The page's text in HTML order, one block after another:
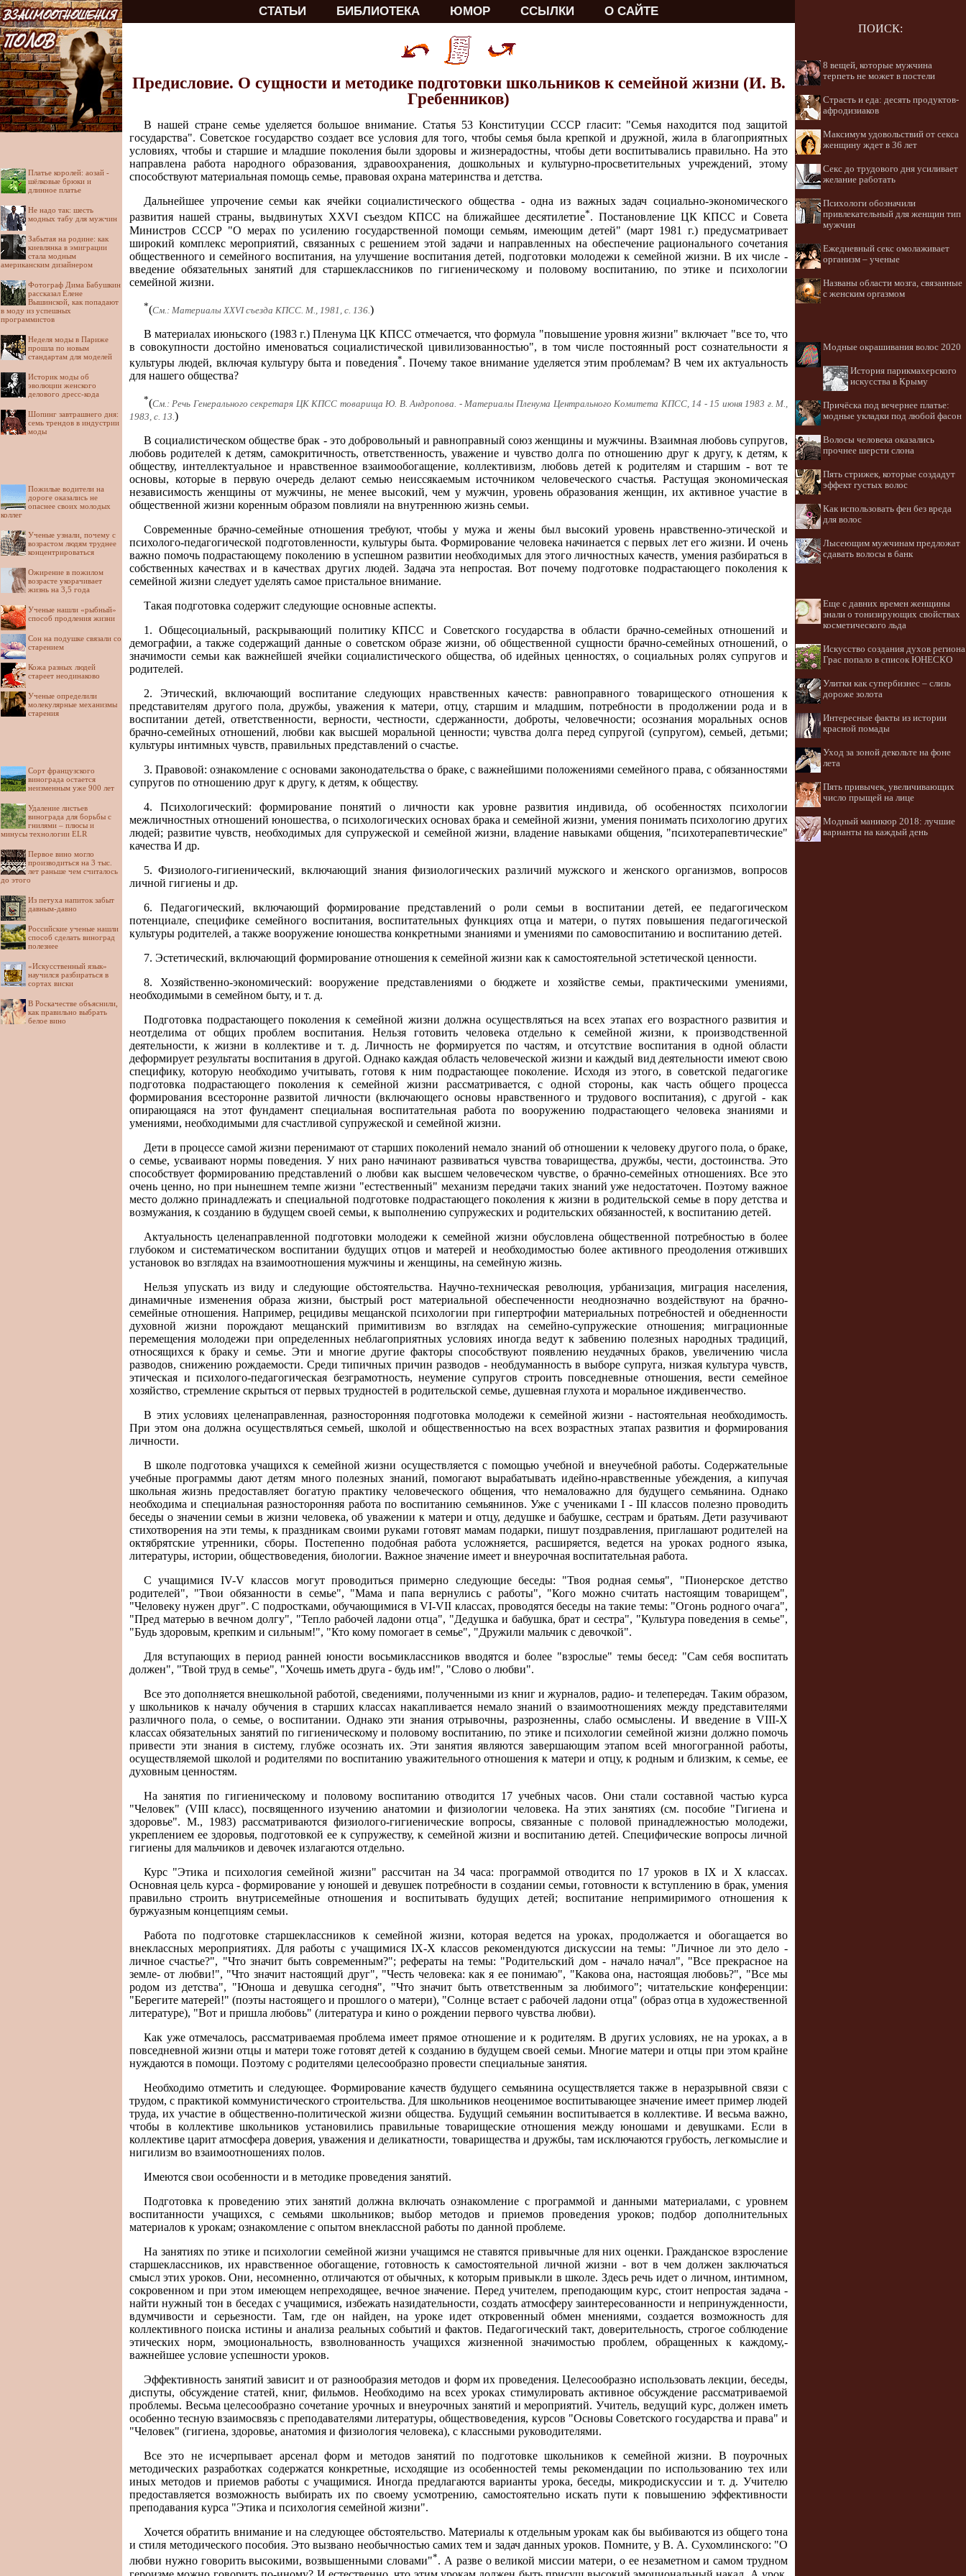
СТАТЬИ БИБЛИОТЕКА ЮМОР ССЫЛКИ О САЙТЕ
Платье королей: аозай -
шёлковые брюки и
длинное платье
Не надо так: шесть
модных табу для мужчин
Забытая на родине: как
киевлянка в эмиграции
стала модным
американским дизайнером
Фотограф Дима Бабушкин
рассказал Елене
Вышинской, как попадают
в моду из успешных
программистов
Неделя моды в Париже
прошла по новым
стандартам для моделей
Историк моды об
эволюции женского
делового дресс-кода
Шопинг завтрашнего дня:
семь трендов в индустрии
моды
Пожилые водители на
дороге оказались не
опаснее своих молодых
коллег
Ученые узнали, почему с
возрастом людям труднее
концентрироваться
Ожирение в пожилом
возрасте укорачивает
жизнь на 3,5 года
Ученые нашли «рыбный»
способ продления жизни
Сон на подушке связали со
старением
Кожа разных людей
стареет неодинаково
Ученые определили
молекулярные механизмы
старения
Сорт французского
винограда остается
неизменным уже 900 лет
Удаление листьев
винограда для борьбы с
гнилями – плюсы и
минусы технологии ELR
Первое вино могло
производиться на 3 тыс.
лет раньше чем считалось
до этого
Из петуха напиток забыт
давным-давно
Российские ученые нашли
способ сделать виноград
полезнее
«Искусственный язык»
научился разбираться в
сортах виски
В Роскачестве объяснили,
как правильно выбрать
белое вино
Предисловие. О сущности и методике подготовки школьников к семейной жизни (И. В.
Гребенников)
В нашей стране семье уделяется большое внимание. Статья 53 Конституции СССР гласит: "Семья находится под защитой
государства". Советское государство создает все условия для того, чтобы семья была крепкой и дружной, жила в благоприятных
условиях, чтобы и старшие и младшие поколения были здоровы и жизнерадостны, чтобы дети воспитывались правильно. На это
направлена работа народного образования, здравоохранения, дошкольных и культурно-просветительных учреждений, этому
способствуют материальная помощь семье, правовая охрана материнства и детства.
Дальнейшее упрочение семьи как ячейки социалистического общества - одна из важных задач социально-экономического
развития нашей страны, выдвинутых XXVI съездом КПСС на ближайшее десятилетие*. Постановление ЦК КПСС и Совета
Министров СССР "О мерах по усилению государственной помощи семьям, имеющим детей" (март 1981 г.) предусматривает
широкий комплекс мероприятий, связанных с решением этой задачи и направленных на обеспечение рационального сочетания
общественного и семейного воспитания, на улучшение воспитания детей, подготовки молодежи к семейной жизни. В их числе -
введение обязательных занятий для старшеклассников по гигиеническому и половому воспитанию, по этике и психологии
семейной жизни.
*(См.: Материалы XXVI съезда КПСС. М., 1981, с. 136.)
В материалах июньского (1983 г.) Пленума ЦК КПСС отмечается, что формула "повышение уровня жизни" включает "все то, что
в совокупности достойно именоваться социалистической цивилизованностью", в том числе постоянный рост сознательности я
культуры людей, включая культуру быта и поведения*. Почему такое внимание уделяется этим проблемам? В чем их актуальность
для нашего общества?
*(См.: Речь Генерального секретаря ЦК КПСС товарища Ю. В. Андропова. - Материалы Пленума Центрального Комитета КПСС, 14 - 15 июня 1983 г. М.,
1983, с. 13.)
В социалистическом обществе брак - это добровольный и равноправный союз женщины и мужчины. Взаимная любовь супругов,
любовь родителей к детям, самокритичность, ответственность, уважение и чувство долга по отношению друг к другу, к детям, к
обществу, интеллектуальное и нравственное взаимообогащение, коллективизм, любовь детей к родителям и старшим - вот те
основы, которые в первую очередь делают семью неиссякаемым источником человеческого счастья. Растущая экономическая
независимость женщины от мужчины, не менее высокий, чем у мужчин, уровень образования женщин, их активное участие в
общественной жизни коренным образом повлияли на внутреннюю жизнь семьи.
Современные брачно-семейные отношения требуют, чтобы у мужа и жены был высокий уровень нравственно-этической и
психолого-педагогической подготовленности, культуры быта. Формирование человека начинается с первых лет его жизни. И очень
важно помочь подрастающему поколению в успешном развитии необходимых для этого личностных качеств, умения разбираться в
собственных качествах и в качествах других людей. Задача эта непростая. Вот почему подготовке подрастающего поколения к
семейной жизни следует уделять самое пристальное внимание.
Такая подготовка содержит следующие основные аспекты.
1. Общесоциальный, раскрывающий политику КПСС и Советского государства в области брачно-семейных отношений и
демографии, а также содержащий данные о советском образе жизни, об общественной сущности брачно-семейных отношений, о
значимости семьи как важнейшей ячейки социалистического общества, об идейных ценностях, о социальных ролях супругов и
родителей.
2. Этический, включающий воспитание следующих нравственных качеств: равноправного товарищеского отношения к
представителям другого пола, дружбы, уважения к матери, отцу, старшим и младшим, потребности в продолжении рода и в
воспитании детей, ответственности, верности, честности, сдержанности, доброты, человечности; осознания моральных основ
брачно-семейных отношений, любви как высшей моральной ценности; чувства долга перед супругой (супругом), семьей, детьми;
культуры интимных чувств, правильных представлений о счастье.
3. Правовой: ознакомление с основами законодательства о браке, с важнейшими положениями семейного права, с обязанностями
супругов по отношению друг к другу, к детям, к обществу.
4. Психологический: формирование понятий о личности как уровне развития индивида, об особенностях психологии
межличностных отношений юношества, о психологических основах брака и семейной жизни, умения понимать психологию других
людей; развитие чувств, необходимых для супружеской и семейной жизни, владение навыками общения, "психотерапевтические"
качества И др.
5. Физиолого-гигиенический, включающий знания физиологических различий мужского и женского организмов, вопросов
личной гигиены и др.
6. Педагогический, включающий формирование представлений о роли семьи в воспитании детей, ее педагогическом
потенциале, специфике семейного воспитания, воспитательных функциях отца и матери, о путях повышения педагогической
культуры родителей, а также вооружение юношества конкретными знаниями и умениями по самовоспитанию и воспитанию детей.
7. Эстетический, включающий формирование отношения к семейной жизни как к самостоятельной эстетической ценности.
8. Хозяйственно-экономический: вооружение представлениями о бюджете и хозяйстве семьи, практическими умениями,
необходимыми в семейном быту, и т. д.
Подготовка подрастающего поколения к семейной жизни должна осуществляться на всех этапах его возрастного развития и
неотделима от общих проблем воспитания. Нельзя готовить человека отдельно к семейной жизни, к производственной
деятельности, к жизни в коллективе и т. д. Личность не формируется по частям, и отсутствие воспитания в одной области
деформирует результаты воспитания в другой. Однако каждая область человеческой жизни и каждый вид деятельности имеют свою
специфику, которую необходимо учитывать, готовя к ним подрастающее поколение. Исходя из этого, в советской педагогике
подготовка подрастающего поколения к семейной жизни рассматривается, с одной стороны, как часть общего процесса
формирования всесторонне развитой личности (включающего основы нравственного и трудового воспитания), с другой - как
опирающаяся на этот фундамент специальная воспитательная работа по вооружению подрастающего человека знаниями и
умениями, необходимыми для счастливой супружеской и семейной жизни.
Дети в процессе самой жизни перенимают от старших поколений немало знаний об отношении к человеку другого пола, о браке,
о семье, усваивают нормы поведения. У них рано начинают развиваться чувства товарищества, дружбы, чести, достоинства. Это
способствует формированию представлений о любви как высшем человеческом чувстве, о брачно-семейных отношениях. Все это
очень ценно, но при нынешнем темпе жизни "естественный" механизм передачи таких знаний уже недостаточен. Поэтому важное
место должно принадлежать и специальной подготовке подрастающего поколения к жизни в родительской семье в пору детства и
возмужания, к созданию в будущем своей семьи, к выполнению супружеских и родительских обязанностей, к воспитанию детей.
Актуальность целенаправленной подготовки молодежи к семейной жизни обусловлена общественной потребностью в более
глубоком и систематическом воспитании будущих отцов и матерей и необходимостью более активного преодоления отживших
установок во взглядах на взаимоотношения мужчины и женщины, на семейную жизнь.
Нельзя упускать из виду и следующие обстоятельства. Научно-техническая революция, урбанизация, миграция населения,
динамичные изменения образа жизни, быстрый рост материальной обеспеченности неоднозначно воздействуют на брачно-
семейные отношения. Например, рецидивы мещанской психологии при гипертрофии материальных потребностей и обедненности
духовной жизни порождают мещанский примитивизм во взглядах на семейно-супружеские отношения; миграционные
перемещения молодежи при определенных неблагоприятных условиях иногда ведут к забвению полезных народных традиций,
относящихся к браку и семье. Эти и многие другие факторы способствуют появлению неудачных браков, увеличению числа
разводов, снижению рождаемости. Среди типичных причин разводов - необдуманность в выборе супруга, низкая культура чувств,
этическая и психолого-педагогическая безграмотность, неумение супругов строить повседневные отношения, вести семейное
хозяйство, стремление скрыться от первых трудностей в родительской семье, душевная глухота и моральное иждивенчество.
В этих условиях целенаправленная, разносторонняя подготовка молодежи к семейной жизни - настоятельная необходимость.
При этом она должна осуществляться семьей, школой и общественностью на всех возрастных этапах развития и формирования
личности.
В школе подготовка учащихся к семейной жизни осуществляется с помощью учебной и внеучебной работы. Содержательные
учебные программы дают детям много полезных знаний, помогают вырабатывать идейно-нравственные убеждения, а кипучая
школьная жизнь предоставляет богатую практику человеческого общения, что немаловажно для будущего семьянина. Однако
необходима и специальная разносторонняя работа по воспитанию семьянинов. Уже с учениками I - III классов полезно проводить
беседы о значении семьи в жизни человека, об уважении к матери и отцу, дедушке и бабушке, сестрам и братьям. Дети разучивают
стихотворения на эти темы, к праздникам своими руками готовят мамам подарки, пишут поздравления, приглашают родителей на
октябрятские утренники, сборы. Постепенно подобная работа усложняется, расширяется, ведется на уроках родного языка,
литературы, истории, обществоведения, биологии. Важное значение имеет и внеурочная воспитательная работа.
С учащимися IV-V классов могут проводиться примерно следующие беседы: "Твоя родная семья", "Пионерское детство
родителей", "Твои обязанности в семье", "Мама и папа вернулись с работы", "Кого можно считать настоящим товарищем",
"Человеку нужен друг". С подростками, обучающимися в VI-VII классах, проводятся беседы на такие темы: "Огонь родного очага",
"Пред матерью в вечном долгу", "Тепло рабочей ладони отца", "Дедушка и бабушка, брат и сестра", "Культура поведения в семье",
"Будь здоровым, крепким и сильным!", "Кто кому помогает в семье", "Дружили мальчик с девочкой".
Для вступающих в период ранней юности восьмиклассников вводятся и более "взрослые" темы бесед: "Сам себя воспитать
должен", "Твой труд в семье", "Хочешь иметь друга - будь им!", "Слово о любви".
Все это дополняется внешкольной работой, сведениями, полученными из книг и журналов, радио- и телепередач. Таким образом,
у школьников к началу обучения в старших классах накапливается немало знаний о взаимоотношениях между представителями
различного пола, о семье, о воспитании. Однако эти знания отрывочны, разрозненны, слабо осмыслены. И введение в VIII-X
классах обязательных занятий по гигиеническому и половому воспитанию, по этике и психологии семейной жизни должно помочь
привести эти знания в систему, глубже осознать их. Эти занятия являются завершающим этапом всей многогранной работы,
осуществляемой школой и родителями по воспитанию уважительного отношения к матери и отцу, к родным и близким, к семье, ее
духовным ценностям.
На занятия по гигиеническому и половому воспитанию отводится 17 учебных часов. Они стали составной частью курса
"Человек" (VIII класс), посвященного изучению анатомии и физиологии человека. На этих занятиях (см. пособие "Гигиена и
здоровье". М., 1983) рассматриваются физиолого-гигиенические вопросы, связанные с половой принадлежностью молодежи,
укреплением ее здоровья, подготовкой ее к супружеству, к семейной жизни и воспитанию детей. Специфические вопросы личной
гигиены для мальчиков и девочек излагаются отдельно.
Курс "Этика и психология семейной жизни" рассчитан на 34 часа: программой отводится по 17 уроков в IX и X классах.
Основная цель курса - формирование у юношей и девушек потребности в создании семьи, готовности к вступлению в брак, умения
правильно строить внутрисемейные отношения и воспитывать будущих детей; воспитание непримиримого отношения к
буржуазным концепциям семьи.
Работа по подготовке старшеклассников к семейной жизни, которая ведется на уроках, продолжается и обогащается во
внеклассных мероприятиях. Для работы с учащимися IX-X классов рекомендуются дискуссии на темы: "Личное ли это дело -
личное счастье?", "Что значит быть современным?"; рефераты на темы: "Родительский дом - начало начал", "Все прекрасное на
земле- от любви!", "Что значит настоящий друг", "Честь человека: как я ее понимаю", "Какова она, настоящая любовь?", "Все мы
родом из детства", "Юноша и девушка сегодня", "Что значит быть ответственным за любимого"; читательские конференции:
"Берегите матерей!" (поэты настоящего и прошлого о матери), "Солнце встает с рабочей ладони отца" (образ отца в художественной
литературе), "Вот и пришла любовь" (литература и кино о рождении первого чувства любви).
Как уже отмечалось, рассматриваемая проблема имеет прямое отношение и к родителям. В других условиях, не на уроках, а в
повседневной жизни отцы и матери тоже готовят детей к созданию в будущем своей семьи. Многие матери и отцы при этом крайне
нуждаются в помощи. Поэтому с родителями целесообразно провести специальные занятия.
Необходимо отметить и следующее. Формирование качеств будущего семьянина осуществляется также в неразрывной связи с
трудом, с практикой коммунистического строительства. Для школьников неоценимое воспитывающее значение имеет пример людей
труда, их участие в общественно-политической жизни общества. Будущий семьянин воспитывается в коллективе. И весьма важно,
чтобы в коллективе школьников установились правильные товарищеские отношения между юношами и девушками. Если в
коллективе царит атмосфера доверия, уважения и деликатности, товарищества и дружбы, там исключаются грубость, легкомыслие и
нигилизм во взаимоотношениях полов.
Имеются свои особенности и в методике проведения занятий.
Подготовка к проведению этих занятий должна включать ознакомление с программой и данными материалами, с уровнем
воспитанности учащихся, с семьями школьников; выбор методов и приемов проведения уроков; подбор дополнительных
материалов к урокам; ознакомление с опытом внеклассной работы по данной проблеме.
На занятиях по этике и психологии семейной жизни учащимся не ставятся привычные для них оценки. Гражданское взросление
старшеклассников, их нравственное обогащение, готовность к самостоятельной личной жизни - вот в чем должен заключаться
смысл этих уроков. Они, несомненно, отличаются от обычных, к которым привыкли в школе. Здесь речь идет о личном, интимном,
сокровенном и при этом имеющем непреходящее, вечное значение. Перед учителем, преподающим курс, стоит непростая задача -
найти нужный тон в беседах с учащимися, избежать назидательности, создать атмосферу заинтересованности и непринужденности,
вдумчивости и серьезности. Там, где он найден, на уроке идет откровенный обмен мнениями, создается возможность для
коллективного поиска истины и анализа реальных событий и фактов. Педагогический такт, доверительность, строгое соблюдение
этических норм, эмоциональность, взволнованность учащихся жизненной значимостью проблем, обращенных к каждому,-
важнейшее условие успешности уроков.
Эффективность занятий зависит и от разнообразия методов и форм их проведения. Целесообразно использовать лекции, беседы,
диспуты, обсуждение статей, книг, фильмов. Необходимо на всех уроках стимулировать активное обсуждение рассматриваемой
проблемы. Весьма целесообразно сочетание урочных и внеурочных занятий и мероприятий. Учитель, ведущий курс, должен иметь
особенно тесную взаимосвязь с преподавателями литературы, обществоведения, курсов "Основы Советского государства и права" и
"Человек" (гигиена, здоровье, анатомия и физиология человека), с классными руководителями.
Все это не исчерпывает арсенал форм и методов занятий по подготовке школьников к семейной жизни. В поурочных
методических разработках содержатся конкретные, исходящие из особенностей темы рекомендации по использованию тех или
иных методов и приемов работы с учащимися. Иногда предлагаются варианты урока, беседы, микродискуссии и т. д. Учителю
предоставляется возможность выбирать их по своему усмотрению, самостоятельно искать пути к повышению эффективности
преподавания курса "Этика и психология семейной жизни".
Хочется обратить внимание и на следующее обстоятельство. Материалы к отдельным урокам как бы выбиваются из общего тона
и стиля методического пособия. Это вызвано необычностью самих тем и задач данных уроков. Помните, у В. А. Сухомлинского: "О
любви нужно говорить высокими, возвышенными словами"*. А разве о великой миссии матери, о ее незаметном и самом трудном
ПОИСК:
8 вещей, которые мужчина
терпеть не может в постели
Страсть и еда: десять продуктов-
афродизиаков
Максимум удовольствий от секса
женщину ждет в 36 лет
Секс до трудового дня усиливает
желание работать
Психологи обозначили
привлекательный для женщин тип
мужчин
Ежедневный секс омолаживает
организм – ученые
Названы области мозга, связанные
с женским оргазмом
Модные окрашивания волос 2020
История парикмахерского
искусства в Крыму
Причёска под вечернее платье:
модные укладки под любой фасон
Волосы человека оказались
прочнее шерсти слона
Пять стрижек, которые создадут
эффект густых волос
Как использовать фен без вреда
для волос
Лысеющим мужчинам предложат
сдавать волосы в банк
Еще с давних времен женщины
знали о тонизирующих свойствах
косметического льда
Искусство создания духов региона
Грас попало в список ЮНЕСКО
Улитки как супербизнес – слизь
дороже золота
Интересные факты из истории
красной помады
Уход за зоной декольте на фоне
лета
Пять привычек, увеличивающих
число прыщей на лице
Модный маникюр 2018: лучшие
варианты на каждый день